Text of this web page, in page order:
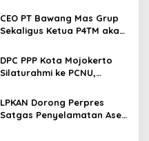
Dunia
CEO PT Bawang Mas Grup
Sekaligus Ketua P4TM akan
Tembakau di Madura
DPC PPP Kota Mojokerto
Silaturahmi ke PCNU,
Masyarakat
LPKAN Dorong Perpres
Satgas Penyelamatan Aset